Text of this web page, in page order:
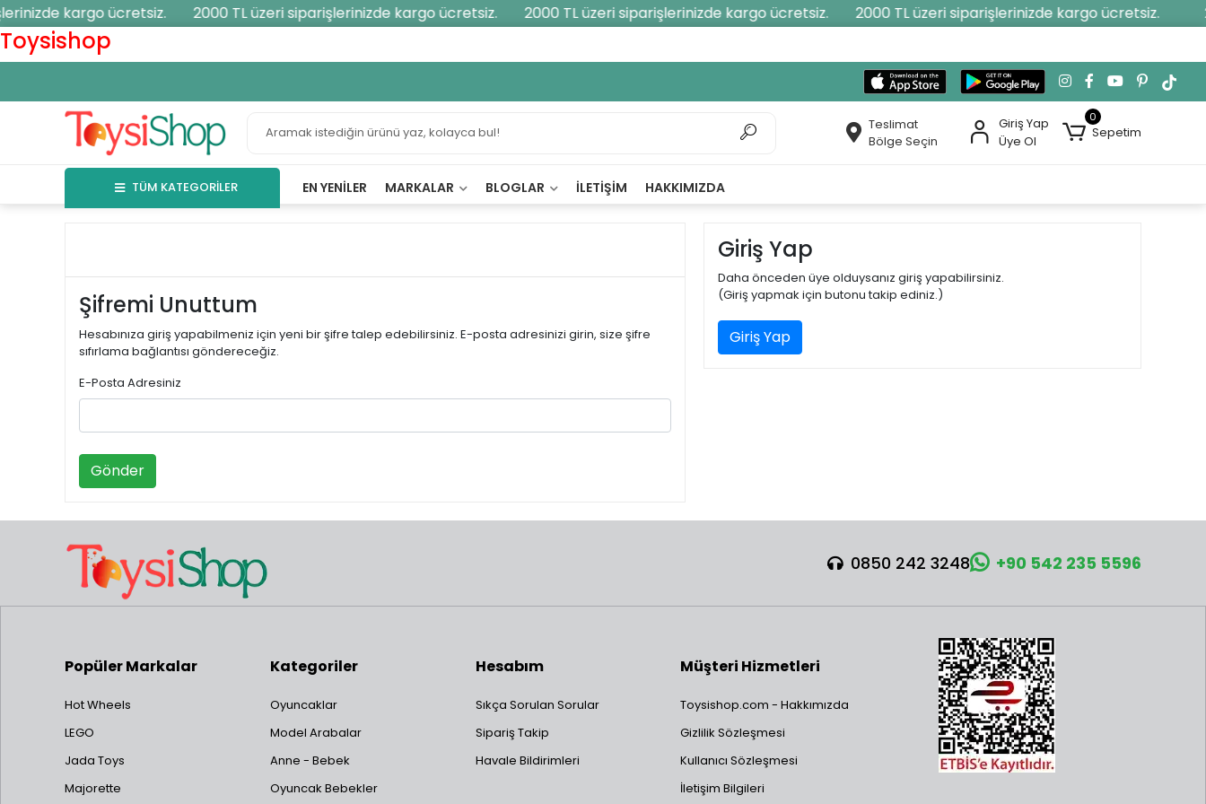
kargo ücretsiz. 2000 TL üzeri siparişlerinizde kargo ücretsiz. 2000 TL üzeri siparişlerinizde kargo ücretsiz. 2000 TL üzeri siparişlerinizde kargo ücretsiz.
Toysishop
Teslimat
Bölge Seçin
Giriş Yap
Üye Ol
0
Sepetim
TÜM KATEGORİLER EN YENILER MARKALAR BLOGLAR İLETIŞIM HAKKIMIZDA
Şifremi Unuttum
Hesabınıza giriş yapabilmeniz için yeni bir şifre talep edebilirsiniz. E-posta adresinizi girin, size şifre
sıfırlama bağlantısı göndereceğiz.
E-Posta Adresiniz
Gönder
Giriş Yap
Daha önceden üye olduysanız giriş yapabilirsiniz.
(Giriş yapmak için butonu takip ediniz.)
Giriş Yap
0850 242 3248 +90 542 235 5596
Popüler Markalar
Hot Wheels
LEGO
Jada Toys
Majorette
Kategoriler
Oyuncaklar
Model Arabalar
Anne - Bebek
Oyuncak Bebekler
Hesabım
Sıkça Sorulan Sorular
Sipariş Takip
Havale Bildirimleri
Müşteri Hizmetleri
Toysishop.com - Hakkımızda
Gizlilik Sözleşmesi
Kullanıcı Sözleşmesi
İletişim Bilgileri